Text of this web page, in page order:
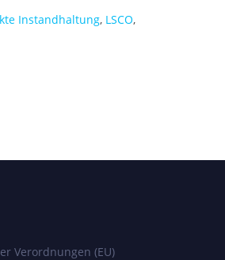
Instandhaltung, LSCO,
Verordnungen (EU)